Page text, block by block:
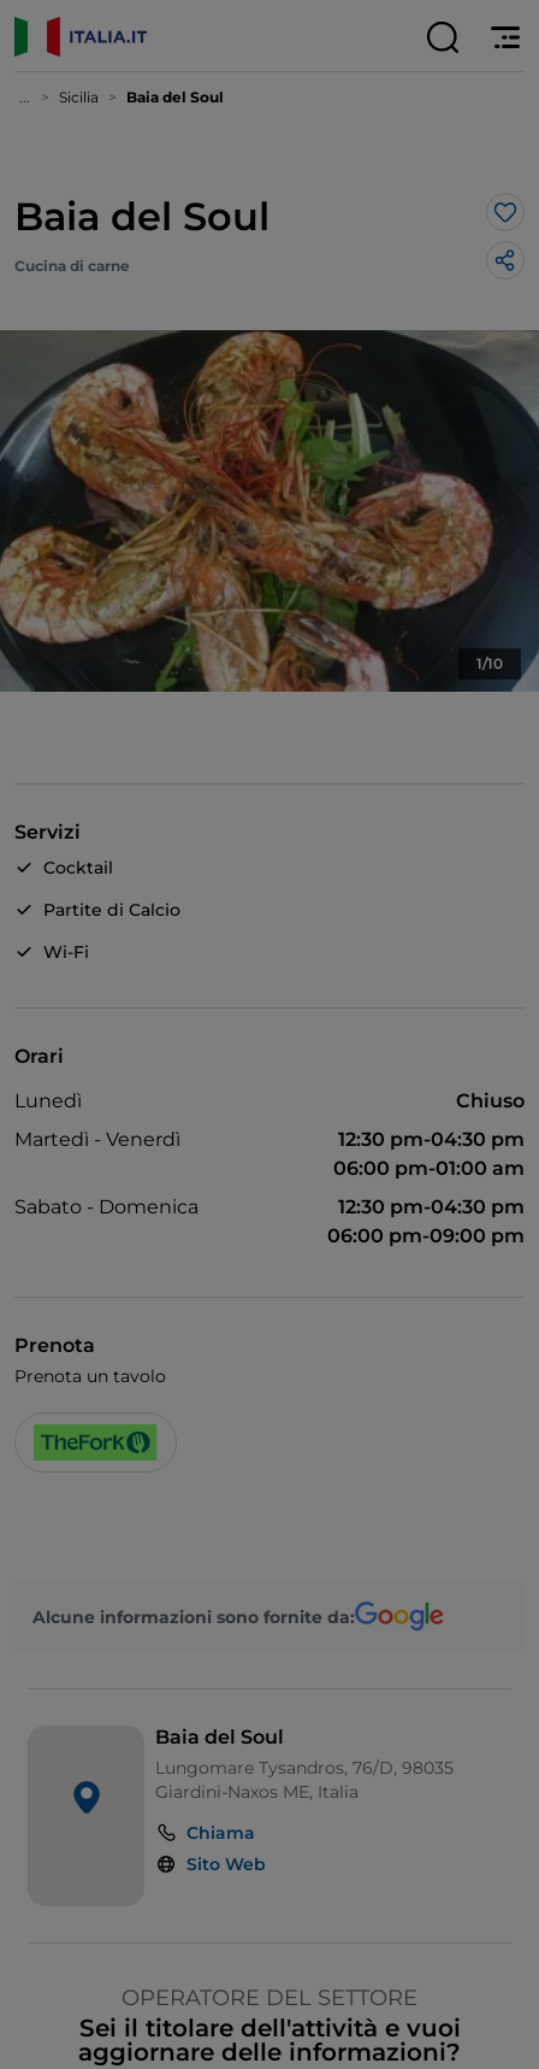
... Sicilia Baia del Soul
Baia del Soul
Cucina di carne
1/10
Servizi
Cocktail
Partite di Calcio
Wi-Fi
Orari
Lunedì
Chiuso
Martedì - Venerdì
12:30 pm-04:30 pm
06:00 pm-01:00 am
Sabato - Domenica
12:30 pm-04:30 pm
06:00 pm-09:00 pm
Prenota
Prenota un tavolo
Alcune informazioni sono fornite da:
Baia del Soul
Lungomare Tysandros, 76/D, 98035
Giardini-Naxos ME, Italia
Chiama
Sito Web
OPERATORE DEL SETTORE
Sei il titolare dell'attività e vuoi
aggiornare delle informazioni?